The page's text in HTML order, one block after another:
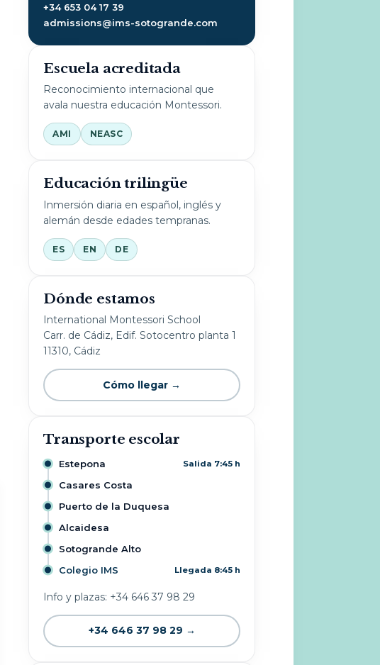
+34 653 04 17 39
admissions@ims-sotogrande.com
Escuela acreditada
Reconocimiento internacional que
avala nuestra educación Montessori.
AMI NEASC
Educación trilingüe
Inmersión diaria en español, inglés y
alemán desde edades tempranas.
ES EN DE
Dónde estamos
International Montessori School
Carr. de Cádiz, Edif. Sotocentro planta 1
11310, Cádiz
Cómo llegar →
Transporte escolar
Estepona Salida 7:45 h
Casares Costa
Puerto de la Duquesa
Alcaidesa
Sotogrande Alto
Colegio IMS
Llegada 8:45 h
Info y plazas: +34 646 37 98 29
+34 646 37 98 29 →